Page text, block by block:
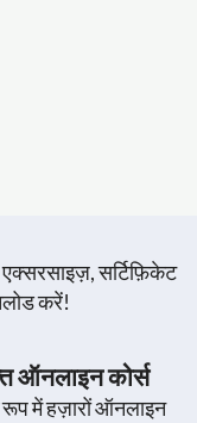
एक्सरसाइज़, सर्टिफ़िकेट
करें!
ऑनलाइन कोर्स
में हज़ारों ऑनलाइन